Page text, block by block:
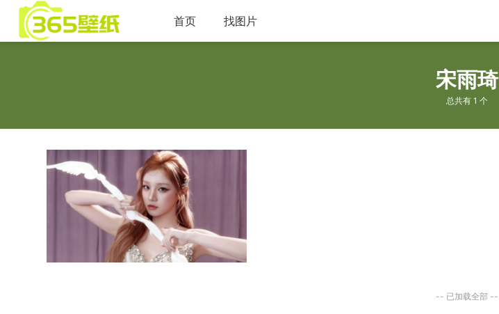
首页 找图片
宋雨琦
总共有 1 个
-- 已加载全部 --